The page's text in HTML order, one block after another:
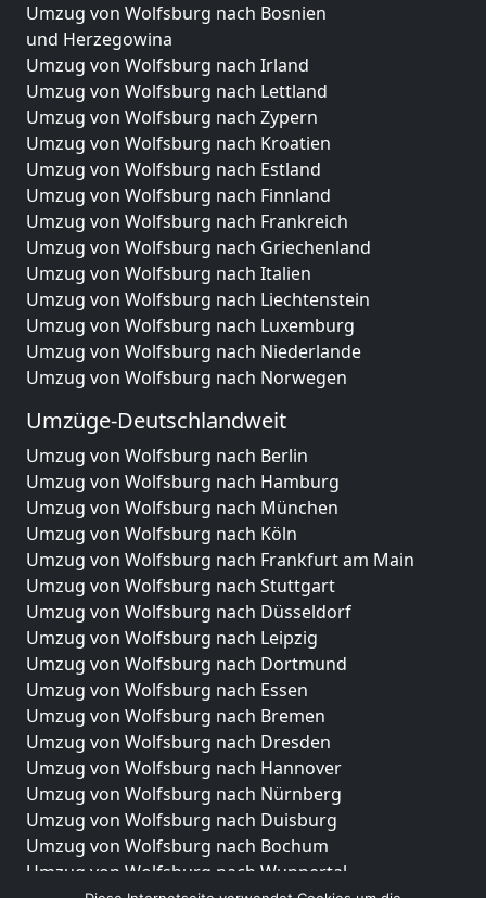
Umzug von Wolfsburg nach Bosnien
und Herzegowina
Umzug von Wolfsburg nach Irland
Umzug von Wolfsburg nach Lettland
Umzug von Wolfsburg nach Zypern
Umzug von Wolfsburg nach Kroatien
Umzug von Wolfsburg nach Estland
Umzug von Wolfsburg nach Finnland
Umzug von Wolfsburg nach Frankreich
Umzug von Wolfsburg nach Griechenland
Umzug von Wolfsburg nach Italien
Umzug von Wolfsburg nach Liechtenstein
Umzug von Wolfsburg nach Luxemburg
Umzug von Wolfsburg nach Niederlande
Umzug von Wolfsburg nach Norwegen
Umzüge-Deutschlandweit
Umzug von Wolfsburg nach Berlin
Umzug von Wolfsburg nach Hamburg
Umzug von Wolfsburg nach München
Umzug von Wolfsburg nach Köln
Umzug von Wolfsburg nach Frankfurt am Main
Umzug von Wolfsburg nach Stuttgart
Umzug von Wolfsburg nach Düsseldorf
Umzug von Wolfsburg nach Leipzig
Umzug von Wolfsburg nach Dortmund
Umzug von Wolfsburg nach Essen
Umzug von Wolfsburg nach Bremen
Umzug von Wolfsburg nach Dresden
Umzug von Wolfsburg nach Hannover
Umzug von Wolfsburg nach Nürnberg
Umzug von Wolfsburg nach Duisburg
Umzug von Wolfsburg nach Bochum
Umzug von Wolfsburg nach Wuppertal